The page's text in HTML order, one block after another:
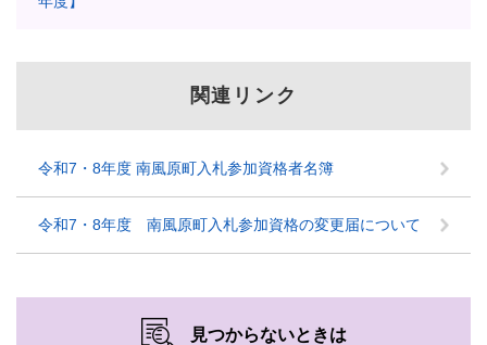
関連リンク
令和7・8年度 南風原町入札参加資格者名簿
令和7・8年度 南風原町入札参加資格の変更届について
見つからないときは